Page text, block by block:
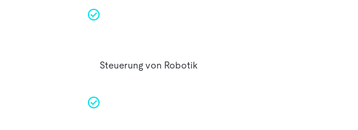
Steuerung von Robotik